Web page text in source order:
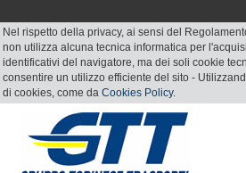
Nel rispetto della privacy, ai sensi del
non utilizza alcuna tecnica informatica per
identificativi del navigatore, ma dei soli cookie
consentire un utilizzo efficiente del sito -
di cookies, come da Cookies Policy.